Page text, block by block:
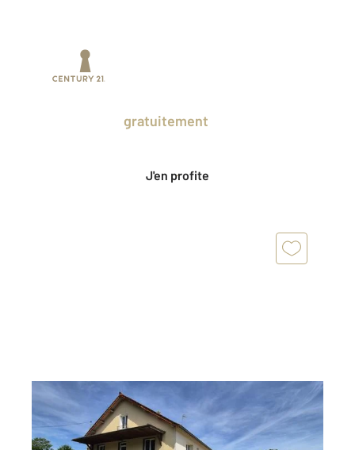
gratuitement
J'en profite
BRANGES 71
231,76 m 2, 12 pièces
Ref : 2958